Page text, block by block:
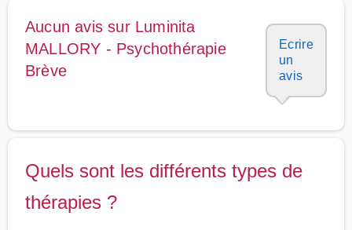
Aucun avis sur Luminita
MALLORY - Psychothérapie
Brève
Ecrire
un
avis
Quels sont les différents types de
thérapies ?